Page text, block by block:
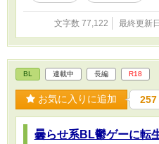
文字数 77,122 最終更新
BL 連載中 長編 R18
お気に入りに追加 257
曇らせ系BL鬱ゲーに転